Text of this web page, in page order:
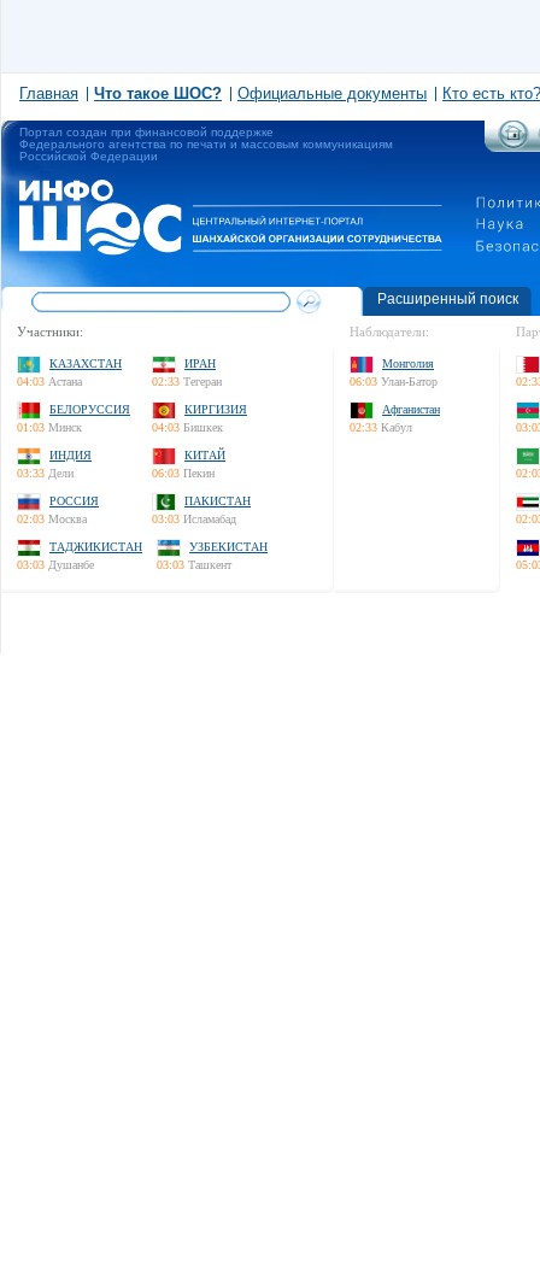
Главная Что такое ШОС? Официальные документы Кто есть кто?
Портал создан при финансовой поддержке
Федерального агентства по печати и массовым коммуникациям
Российской Федерации
Расширенный поиск
Участники:
КАЗАХСТАН
04:03 Астана
ИРАН
02:33 Тегеран
БЕЛОРУССИЯ
01:03 Минск
КИРГИЗИЯ
04:03 Бишкек
ИНДИЯ
03:33 Дели
КИТАЙ
06:03 Пекин
РОССИЯ
02:03 Москва
ПАКИСТАН
03:03 Исламабад
ТАДЖИКИСТАН
03:03 Душанбе
УЗБЕКИСТАН
03:03 Ташкент
Наблюдатели:
Монголия
06:03 Улан-Батор
Афганистан
02:33 Кабул